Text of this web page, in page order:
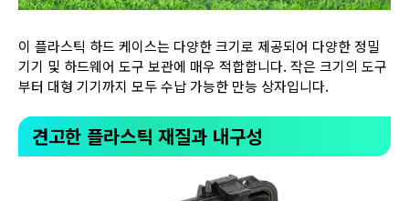
이 플라스틱 하드 케이스는 다양한 크기로 제공되어 다양한 정밀
기기 및 하드웨어 도구 보관에 매우 적합합니다. 작은 크기의 도구
부터 대형 기기까지 모두 수납 가능한 만능 상자입니다.
견고한 플라스틱 재질과 내구성